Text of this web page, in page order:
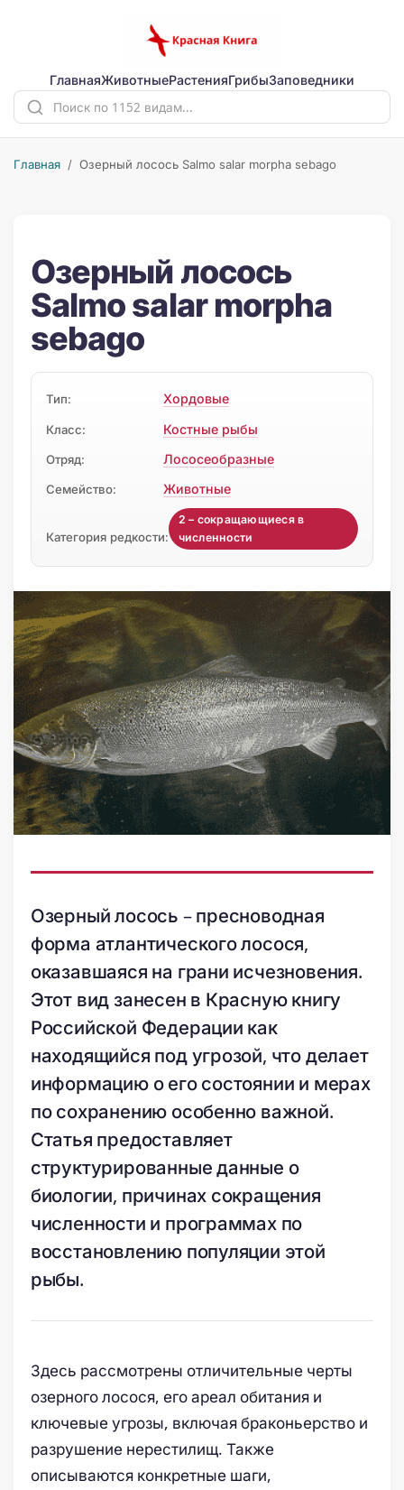
ГлавнаяЖивотныеРастенияГрибыЗаповедники
Главная / Озерный лосось Salmo salar morpha sebago
Озерный лосось
Salmo salar morpha
sebago
Тип: Хордовые
Класс: Костные рыбы
Отряд: Лососеобразные
Семейство: Животные
Категория редкости:
2 – сокращающиеся в
численности
Озерный лосось – пресноводная
форма атлантического лосося,
оказавшаяся на грани исчезновения.
Этот вид занесен в Красную книгу
Российской Федерации как
находящийся под угрозой, что делает
информацию о его состоянии и мерах
по сохранению особенно важной.
Статья предоставляет
структурированные данные о
биологии, причинах сокращения
численности и программах по
восстановлению популяции этой
рыбы.
Здесь рассмотрены отличительные черты
озерного лосося, его ареал обитания и
ключевые угрозы, включая браконьерство и
разрушение нерестилищ. Также
описываются конкретные шаги,